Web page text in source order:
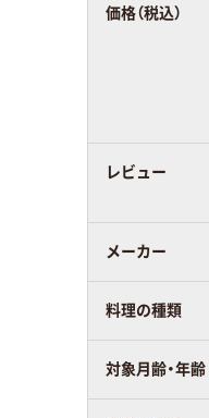
価格（税込）
レビュー
メーカー
料理の種類
対象月齢・年齢